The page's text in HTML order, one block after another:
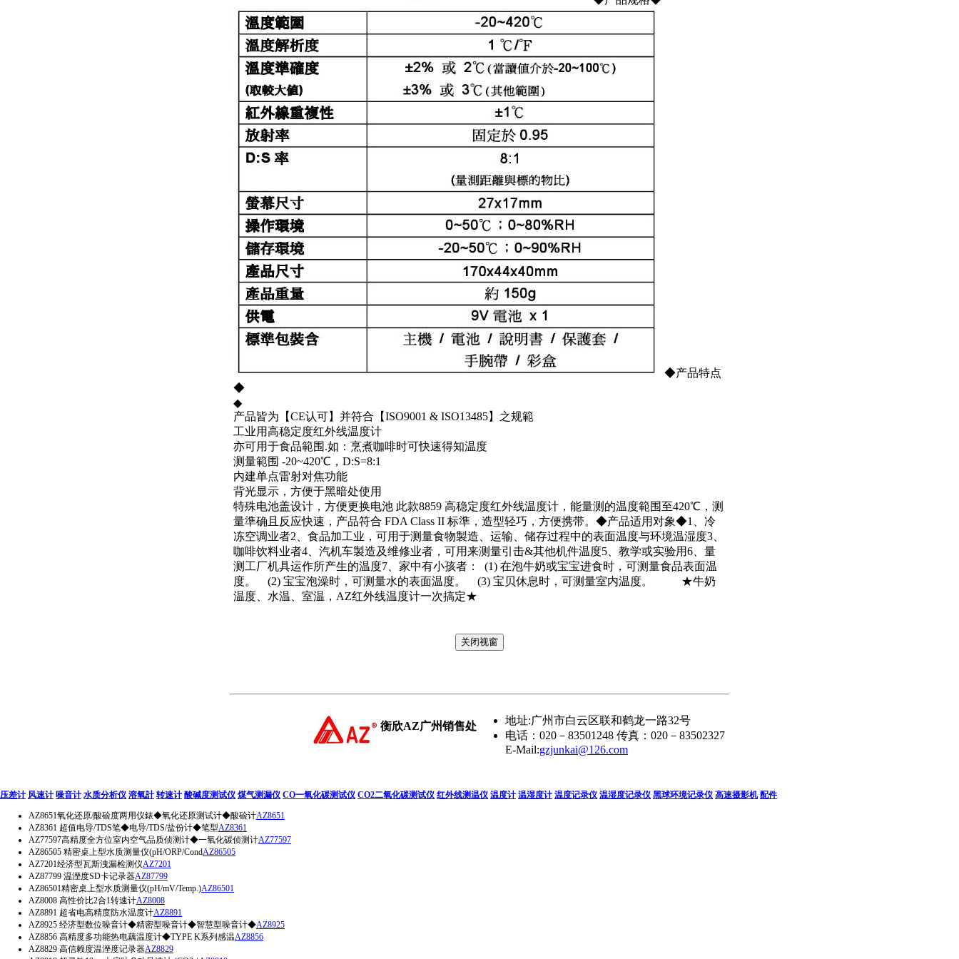
◆产品特点
◆
◆
产品皆为【CE认可】并符合【ISO9001 & ISO13485】之规範
工业用高稳定度红外线温度计
亦可用于食品範围.如：烹煮咖啡时可快速得知温度
测量範围 -20~420℃，D:S=8:1
内建单点雷射对焦功能
背光显示，方便于黑暗处使用
特殊电池盖设计，方便更换电池 此款8859 高稳定度红外线温度计，能量测的温度範围至420℃，测
量準确且反应快速，产品符合 FDA Class II 标準，造型轻巧，方便携带。◆产品适用对象◆1、冷
冻空调业者2、食品加工业，可用于测量食物製造、运输、储存过程中的表面温度与环境温湿度3、
咖啡饮料业者4、汽机车製造及维修业者，可用来测量引击&其他机件温度5、教学或实验用6、量
测工厂机具运作所产生的温度7、家中有小孩者： (1) 在泡牛奶或宝宝进食时，可测量食品表面温
度。 (2) 宝宝泡澡时，可测量水的表面温度。 (3) 宝贝休息时，可测量室内温度。 ★牛奶
温度、水温、室温，AZ红外线温度计一次搞定★
衡欣AZ广州销售处
地址:广州市白云区联和鹤龙一路32号
电话：020－83501248 传真：020－83502327
E-Mail:gzjunkai@126.com
压差计 风速计 噪音计 水质分析仪 溶氧計 转速计 酸碱度测试仪 煤气测漏仪 CO一氧化碳测试仪 CO2二氧化碳测试仪 红外线测温仪 温度计 温湿度计 温度记录仪 温湿度记录仪 黑球环境记录仪 高速摄影机 配件
AZ8651氧化还原/酸硷度两用仪錶◆氧化还原测试计◆酸硷计AZ8651
AZ8361 超值电导/TDS笔◆电导/TDS/盐份计◆笔型AZ8361
AZ77597高精度全方位室内空气品质侦测计◆一氧化碳侦测计AZ77597
AZ86505 精密桌上型水质测量仪(pH/ORP/CondAZ86505
AZ7201经济型瓦斯洩漏检测仪AZ7201
AZ87799 温溼度SD卡记录器AZ87799
AZ86501精密桌上型水质测量仪(pH/mV/Temp.)AZ86501
AZ8008 高性价比2合1转速计AZ8008
AZ8891 超省电高精度防水温度计AZ8891
AZ8925 经济型数位噪音计◆精密型噪音计◆智慧型噪音计◆AZ8925
AZ8856 高精度多功能热电藕温度计◆TYPE K系列感温AZ8856
AZ8829 高信赖度温溼度记录器AZ8829